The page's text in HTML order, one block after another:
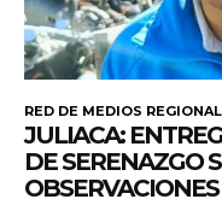
RED DE MEDIOS
JULIACA:
DE SERENAZGO